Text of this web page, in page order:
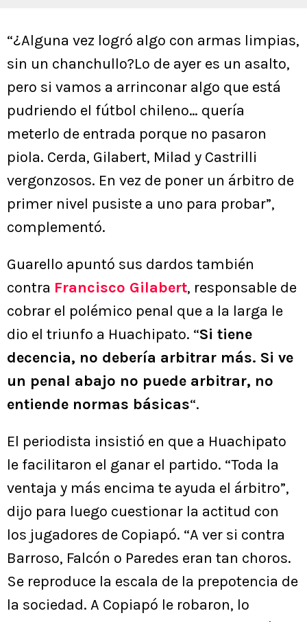
“¿Alguna vez logró algo con armas limpias,
sin un chanchullo?Lo de ayer es un asalto,
pero si vamos a arrinconar algo que está
pudriendo el fútbol chileno… quería
meterlo de entrada porque no pasaron
piola. Cerda, Gilabert, Milad y Castrilli
vergonzosos. En vez de poner un árbitro de
primer nivel pusiste a uno para probar”,
complementó.
Guarello apuntó sus dardos también
contra Francisco Gilabert, responsable de
cobrar el polémico penal que a la larga le
dio el triunfo a Huachipato. “Si tiene
decencia, no debería arbitrar más. Si ve
un penal abajo no puede arbitrar, no
entiende normas básicas“.
El periodista insistió en que a Huachipato
le facilitaron el ganar el partido. “Toda la
ventaja y más encima te ayuda el árbitro”,
dijo para luego cuestionar la actitud con
los jugadores de Copiapó. “A ver si contra
Barroso, Falcón o Paredes eran tan choros.
Se reproduce la escala de la prepotencia de
la sociedad. A Copiapó le robaron, lo